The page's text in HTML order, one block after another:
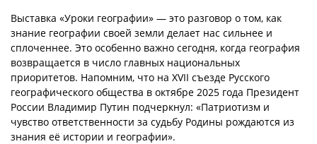
Выставка «Уроки географии» — это разговор о том, как
знание географии своей земли делает нас сильнее и
сплоченнее. Это особенно важно сегодня, когда география
возвращается в число главных национальных
приоритетов. Напомним, что на XVII съезде Русского
географического общества в октябре 2025 года Президент
России Владимир Путин подчеркнул: «Патриотизм и
чувство ответственности за судьбу Родины рождаются из
знания её истории и географии».